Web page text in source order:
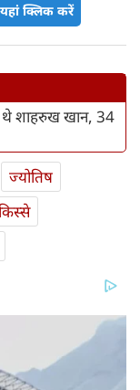
क्लिक करें
थे शाहरुख खान, 34
ज्योतिष